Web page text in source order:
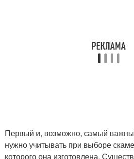
Первый и, возможно, самый
нужно учитывать при выборе
которого она изготовлена.